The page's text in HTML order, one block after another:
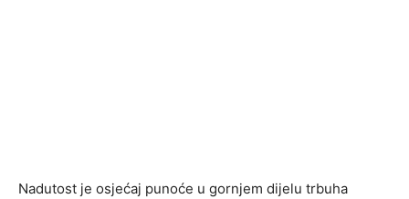
Nadutost je osjećaj punoće u gornjem dijelu trbuha